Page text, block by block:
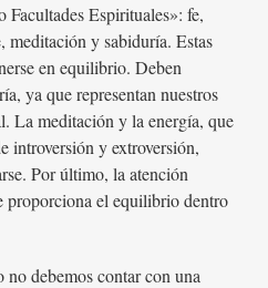
Facultades Espirituales»: fe,
meditación y sabiduría. Estas
en equilibrio. Deben
ya que representan nuestros
La meditación y la energía, que
introversión y extroversión,
Por último, la atención
proporciona el equilibrio dentro
debemos contar con una